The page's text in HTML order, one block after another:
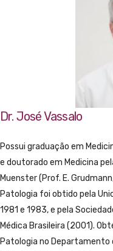
Dr. José Vassalo
Possui graduação em
e doutorado em Medicina
Muenster (Prof. E.
Patologia foi obtido pela
1981 e 1983, e pela
Médica Brasileira (2001).
Patologia no Departamento